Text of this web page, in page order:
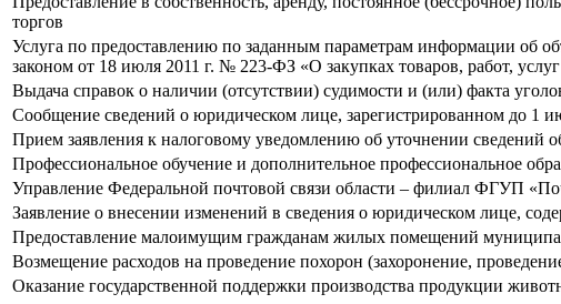
торгов
Услуга по предоставлению по заданным параметрам информации об
законом от 18 июля 2011 г. № 223-ФЗ «О закупках товаров, работ,
Выдача справок о наличии (отсутствии) судимости и (или) факта
Сообщение сведений о юридическом лице, зарегистрированном до 1
Прием заявления к налоговому уведомлению об уточнении сведений
Профессиональное обучение и дополнительное профессиональное
Управление Федеральной почтовой связи области – филиал ФГУП
Заявление о внесении изменений в сведения о юридическом лице,
Предоставление малоимущим гражданам жилых помещений
Возмещение расходов на проведение похорон (захоронение,
Оказание государственной поддержки производства продукции